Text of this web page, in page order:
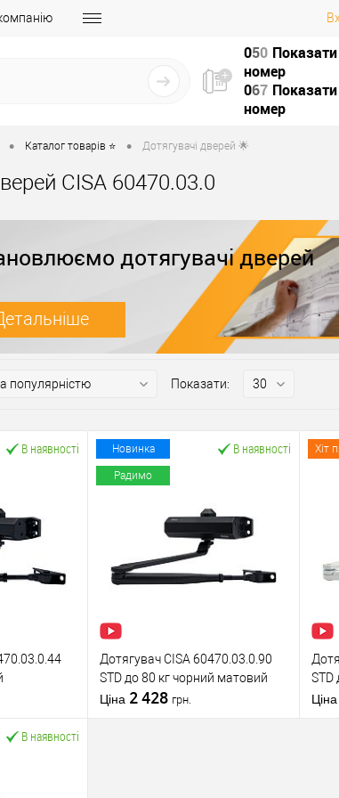
050 Показати
номер
067 Показати
номер
• Каталог товарів ⭐ • Дотягувачі дверей 🌟
CISA 60470.03.0
дотягувачі дверей
Показати:
В наявності Новинка
Радимо
В наявності
Дотягувач CISA 60470.03.0.90
STD до 80 кг чорний матовий
Ціна 2 428 грн.
Хіт
STD
Ціна
В наявності